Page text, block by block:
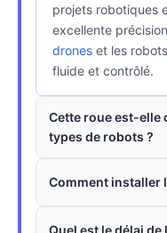
projets robotiques
excellente
drones et les
fluide et contrôlé.
Cette roue est-elle
types de robots ?
Comment installer